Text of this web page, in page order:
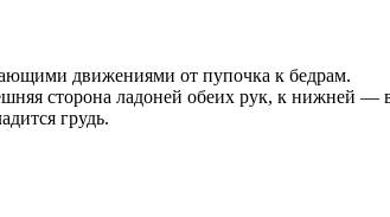
движениями от пупочка к бедрам.
сторона ладоней обеих рук, к нижней —
грудь.